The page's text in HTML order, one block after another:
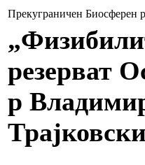
Прекуграничен Биосферен
резерват
р